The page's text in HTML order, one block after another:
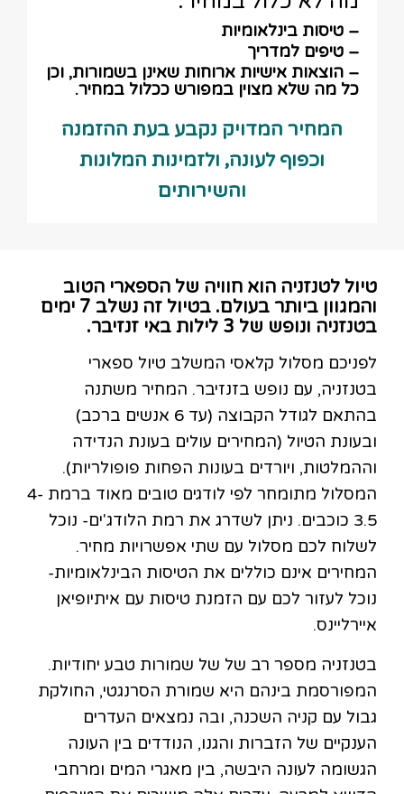
– טיסות בינלאומיות
– טיפים למדריך
– הוצאות אישיות ארוחות שאינן בשמורות, וכן
כל מה שלא מצוין במפורש ככלול במחיר.
המחיר המדויק נקבע בעת ההזמנה
וכפוף לעונה, ולזמינות המלונות
והשירותים
טיול לטנזניה הוא חוויה של הספארי הטוב
והמגוון ביותר בעולם. בטיול זה נשלב 7 ימים
בטנזניה ונופש של 3 לילות באי זנזיבר.
לפניכם מסלול קלאסי המשלב טיול ספארי
בטנזניה, עם נופש בזנזיבר. המחיר משתנה
בהתאם לגודל הקבוצה (עד 6 אנשים ברכב)
ובעונת הטיול (המחירים עולים בעונת הנדידה
וההמלטות, ויורדים בעונות הפחות פופולריות).
המסלול מתומחר לפי לודגים טובים מאוד ברמת 4-
3.5 כוכבים. ניתן לשדרג את רמת הלודג'ים- נוכל
לשלוח לכם מסלול עם שתי אפשרויות מחיר.
המחירים אינם כוללים את הטיסות הבינלאומיות-
נוכל לעזור לכם עם הזמנת טיסות עם איתיופיאן
איירליינס.
בטנזניה מספר רב של של שמורות טבע יחודיות.
המפורסמת בינהם היא שמורת הסרנגטי, החולקת
גבול עם קניה השכנה, ובה נמצאים העדרים
הענקיים של הזברות והגנו, הנודדים בין העונה
הגשומה לעונה היבשה, בין מאגרי המים ומרחבי